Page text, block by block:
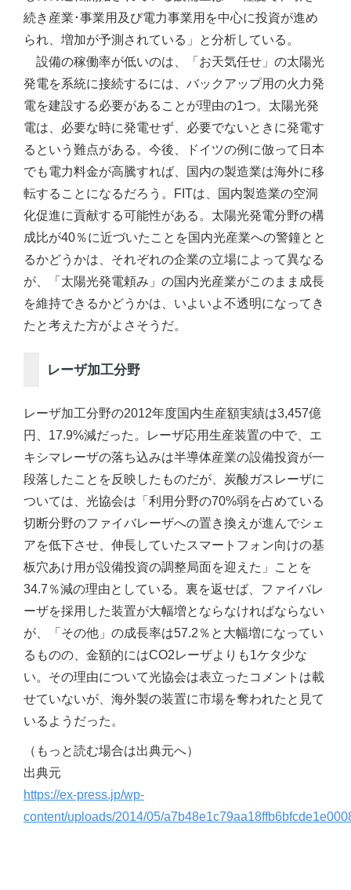
続き産業･事業用及び電力事業用を中心に投資が進め
られ、増加が予測されている」と分析している。
設備の稼働率が低いのは、「お天気任せ」の太陽光
発電を系統に接続するには、バックアップ用の火力発
電を建設する必要があることが理由の1つ。太陽光発
電は、必要な時に発電せず、必要でないときに発電す
るという難点がある。今後、ドイツの例に倣って日本
でも電力料金が高騰すれば、国内の製造業は海外に移
転することになるだろう。FITは、国内製造業の空洞
化促進に貢献する可能性がある。太陽光発電分野の構
成比が40％に近づいたことを国内光産業への警鐘とと
るかどうかは、それぞれの企業の立場によって異なる
が、「太陽光発電頼み」の国内光産業がこのまま成長
を維持できるかどうかは、いよいよ不透明になってき
たと考えた方がよさそうだ。
レーザ加工分野
レーザ加工分野の2012年度国内生産額実績は3,457億
円、17.9%減だった。レーザ応用生産装置の中で、エ
キシマレーザの落ち込みは半導体産業の設備投資が一
段落したことを反映したものだが、炭酸ガスレーザに
ついては、光協会は「利用分野の70%弱を占めている
切断分野のファイバレーザへの置き換えが進んでシェ
アを低下させ、伸長していたスマートフォン向けの基
板穴あけ用が設備投資の調整局面を迎えた」ことを
34.7％減の理由としている。裏を返せば、ファイバレ
ーザを採用した装置が大幅増とならなければならない
が、「その他」の成長率は57.2％と大幅増になってい
るものの、金額的にはCO2レーザよりも1ケタ少な
い。その理由について光協会は表立ったコメントは載
せていないが、海外製の装置に市場を奪われたと見て
いるようだった。
（もっと読む場合は出典元へ）
出典元
https://ex-press.jp/wp-
content/uploads/2014/05/